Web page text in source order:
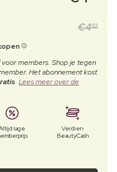
€469
voor members. Shop je tegen
Het abonnement kost
. Lees meer over de
lage
Verdien
BeautyCash